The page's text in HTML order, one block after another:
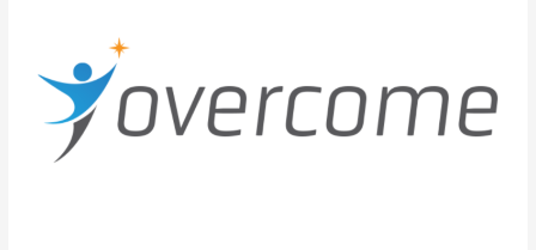
ενήλικες
χαμηλή
επαγγελματική
ειδίκευση